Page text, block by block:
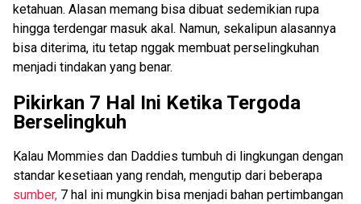
ketahuan. Alasan memang bisa dibuat sedemikian rupa
hingga terdengar masuk akal. Namun, sekalipun alasannya
bisa diterima, itu tetap nggak membuat perselingkuhan
menjadi tindakan yang benar.
Pikirkan 7 Hal Ini Ketika Tergoda
Berselingkuh
Kalau Mommies dan Daddies tumbuh di lingkungan dengan
standar kesetiaan yang rendah, mengutip dari beberapa
sumber, 7 hal ini mungkin bisa menjadi bahan pertimbangan